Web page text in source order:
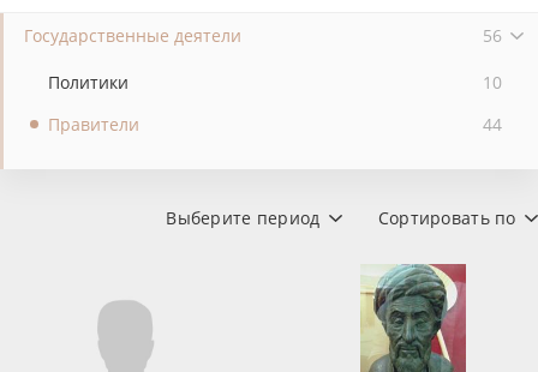
Государственные деятели 56
Политики
10
Правители
44
Сортировать по
Выберите период